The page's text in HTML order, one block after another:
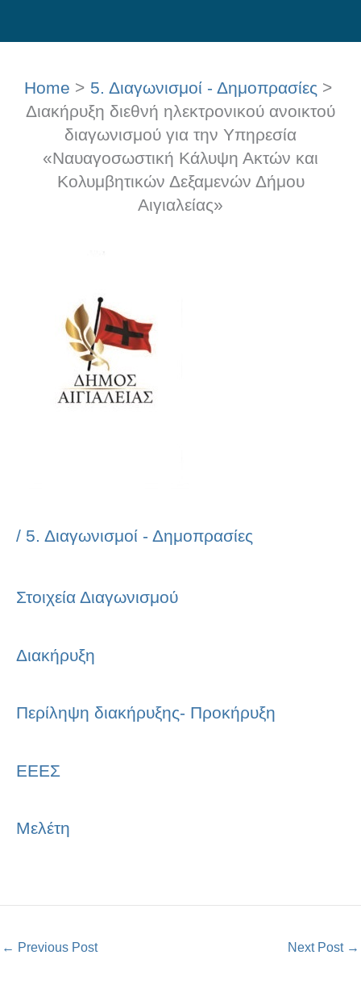
to
Home
5. Διαγωνισμοί - Δημοπρασίες
Διακήρυξη διεθνή ηλεκτρονικού ανοικτού
διαγωνισμού για την Υπηρεσία
«Ναυαγοσωστική Κάλυψη Ακτών και
Κολυμβητικών Δεξαμενών Δήμου
Αιγιαλείας»
/ 5. Διαγωνισμοί - Δημοπρασίες
Στοιχεία Διαγωνισμού
Διακήρυξη
Περίληψη διακήρυξης- Προκήρυξη
ΕΕΕΣ
Μελέτη
← Previous Post Next Post →